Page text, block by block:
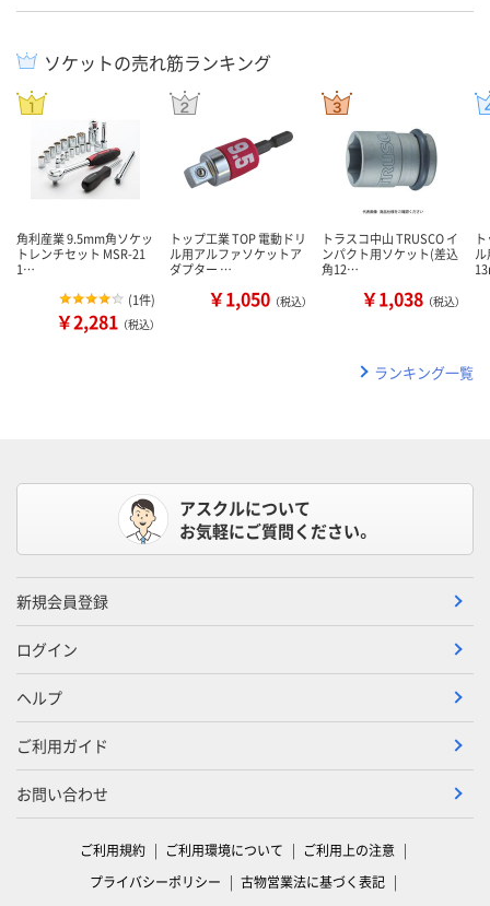
ソケットの売れ筋ランキング
角利産業 9.5mm角ソケッ
トレンチセット MSR-21
1…
(1件)
￥2,281 （税込）
トップ工業 TOP 電動ドリ
ル用アルファソケットア
ダプター …
￥1,050 （税込）
トラスコ中山 TRUSCO イ
ンパクト用ソケット(差込
角12…
￥1,038 （税込）
ランキング一覧
アスクルについて
お気軽にご質問ください。
新規会員登録
ログイン
ヘルプ
ご利用ガイド
お問い合わせ
ご利用規約 ご利用環境について
ご利用上の注意
プライバシーポリシー
古物営業法に基づく表記